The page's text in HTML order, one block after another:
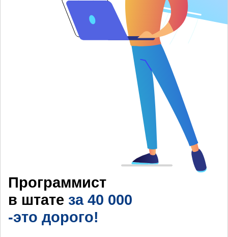
Программист
в штате за 40 000
-это дорого!